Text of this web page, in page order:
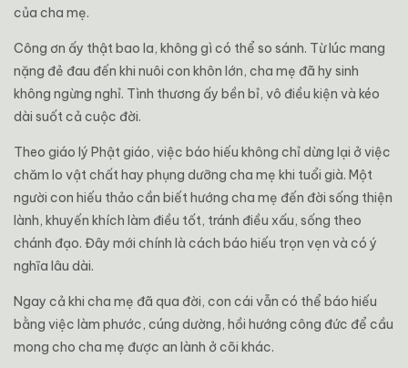
của cha mẹ.
Công ơn ấy thật bao la, không gì có thể so sánh. Từ lúc mang
nặng đẻ đau đến khi nuôi con khôn lớn, cha mẹ đã hy sinh
không ngừng nghỉ. Tình thương ấy bền bỉ, vô điều kiện và kéo
dài suốt cả cuộc đời.
Theo giáo lý Phật giáo, việc báo hiếu không chỉ dừng lại ở việc
chăm lo vật chất hay phụng dưỡng cha mẹ khi tuổi già. Một
người con hiếu thảo cần biết hướng cha mẹ đến đời sống thiện
lành, khuyến khích làm điều tốt, tránh điều xấu, sống theo
chánh đạo. Đây mới chính là cách báo hiếu trọn vẹn và có ý
nghĩa lâu dài.
Ngay cả khi cha mẹ đã qua đời, con cái vẫn có thể báo hiếu
bằng việc làm phước, cúng dường, hồi hướng công đức để cầu
mong cho cha mẹ được an lành ở cõi khác.